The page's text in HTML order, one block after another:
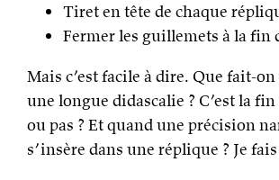
Tiret en tête de chaque
Fermer les guillemets à la fin
Mais c’est facile à dire. Que fait-
une longue didascalie ? C’est la
ou pas ? Et quand une précision
s’insère dans une réplique ? Je